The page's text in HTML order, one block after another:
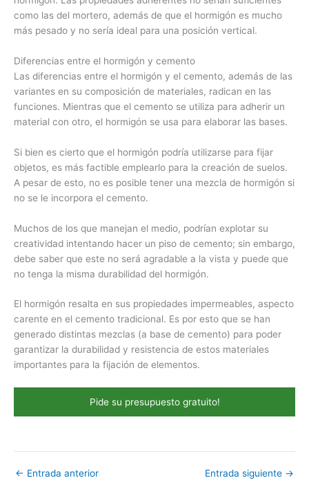
como las del mortero, además de que el hormigón es mucho
más pesado y no sería ideal para una posición vertical.
Diferencias entre el hormigón y cemento
Las diferencias entre el hormigón y el cemento, además de las
variantes en su composición de materiales, radican en las
funciones. Mientras que el cemento se utiliza para adherir un
material con otro, el hormigón se usa para elaborar las bases.
Si bien es cierto que el hormigón podría utilizarse para fijar
objetos, es más factible emplearlo para la creación de suelos.
A pesar de esto, no es posible tener una mezcla de hormigón si
no se le incorpora el cemento.
Muchos de los que manejan el medio, podrían explotar su
creatividad intentando hacer un piso de cemento; sin embargo,
debe saber que este no será agradable a la vista y puede que
no tenga la misma durabilidad del hormigón.
El hormigón resalta en sus propiedades impermeables, aspecto
carente en el cemento tradicional. Es por esto que se han
generado distintas mezclas (a base de cemento) para poder
garantizar la durabilidad y resistencia de estos materiales
importantes para la fijación de elementos.
Pide su presupuesto gratuito!
← Entrada anterior Entrada siguiente →